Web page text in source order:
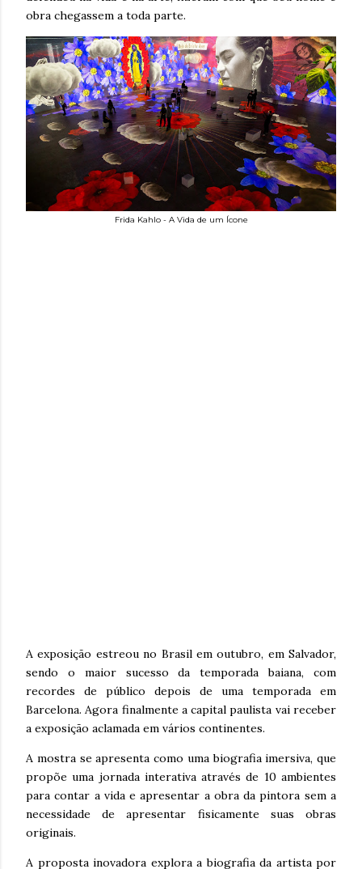
obra chegassem a toda parte.
Frida Kahlo - A Vida de um Ícone
A exposição estreou no Brasil em outubro, em Salvador,
sendo o maior sucesso da temporada baiana, com
recordes de público depois de uma temporada em
Barcelona. Agora finalmente a capital paulista vai receber
a exposição aclamada em vários continentes.
A mostra se apresenta como uma biografia imersiva, que
propõe uma jornada interativa através de 10 ambientes
para contar a vida e apresentar a obra da pintora sem a
necessidade de apresentar fisicamente suas obras
originais.
A proposta inovadora explora a biografia da artista por